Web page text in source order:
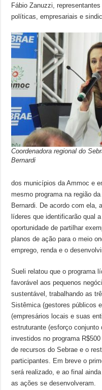
Fábio Zanuzzi,
políticas, empresariais e
Coordenadora regional do
Bernardi
dos municípios da Ammoc e
mesmo programa na região
Bernardi. De acordo com ela,
líderes que identificarão qual
oportunidade de partilhar
planos de ação para o meio
emprego, renda e o
Sueli relatou que o programa
favorável aos pequenos
sustentável, trabalhando as
Sistêmica (gestores públicos
(empresários locais e suas
estruturante (esforço conjunto
investidos no programa
de recursos do Sebrae e o
participantes. Em breve o
será realizado, e ao final
as ações se desenvolveram.